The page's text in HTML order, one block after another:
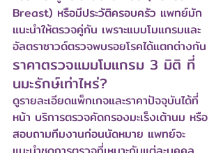
Breast) หรือมีประวัติครอบครัว แพทย์มัก
แนะนำให้ตรวจคู่กัน เพราะแมมโมแกรมและ
อัลตราซาวด์ตรวจพบรอยโรคได้แตกต่างกัน
ราคาตรวจแมมโมแกรม 3 มิติ ที่
นมะรักษ์เท่าไหร่?
ดูรายละเอียดแพ็กเกจและราคาปัจจุบันได้ที่
หน้า บริการตรวจคัดกรองมะเร็งเต้านม หรือ
สอบถามทีมงานก่อนนัดหมาย แพทย์จะ